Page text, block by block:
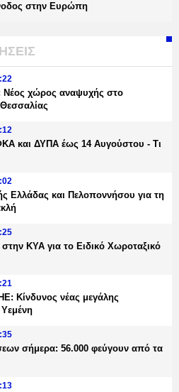
στην Ευρώπη
Νέος χώρος αναψυχής στο
και ΔΥΠΑ έως 14 Αυγούστου - Τι
Ελλάδας και Πελοποννήσου για τη
ΚΥΑ για το Ειδικό Χωροταξικό
Κίνδυνος νέας μεγάλης
σήμερα: 56.000 φεύγουν από τα